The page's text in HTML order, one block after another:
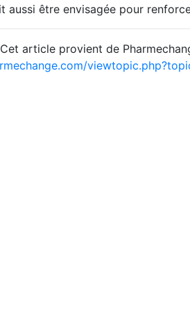
aussi être envisagée pour
Cet article provient de